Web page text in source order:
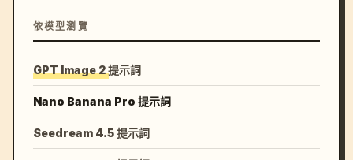
依模型瀏覽
GPT Image 2 提示詞
Nano Banana Pro 提示詞
Seedream 4.5 提示詞